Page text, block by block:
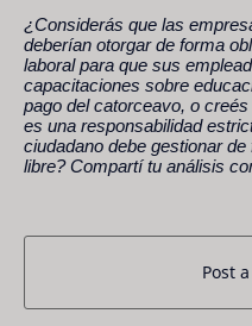
¿Considerás que las
deberían otorgar de forma
laboral para que sus
capacitaciones sobre
pago del catorceavo, o
es una responsabilidad
ciudadano debe gestionar
libre? Compartí tu análisis
Post